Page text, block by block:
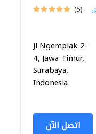
(5)
Jl Ngemplak 2-
4, Jawa Timur,
Surabaya,
Indonesia
اتصل الآن